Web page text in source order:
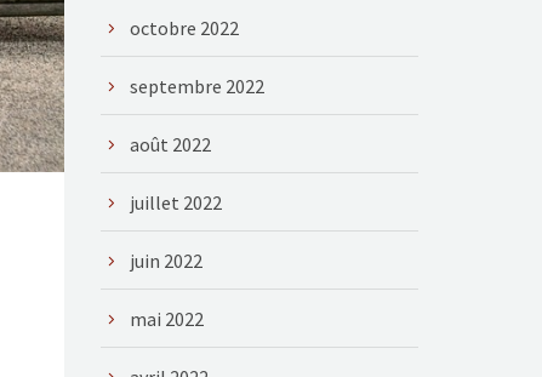
octobre 2022
septembre 2022
août 2022
juillet 2022
juin 2022
mai 2022